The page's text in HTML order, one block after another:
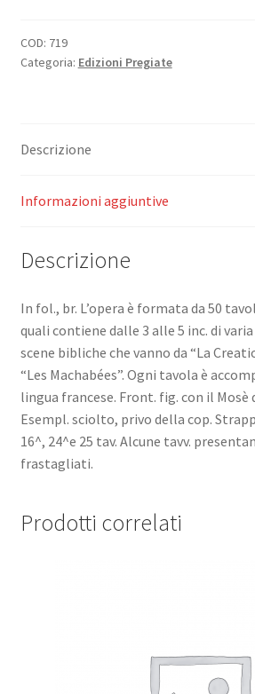
tableauz.
quantità
COD: 719
Categoria: Edizioni Pregiate
Descrizione
Informazioni aggiuntive
Descrizione
In fol., br. L’opera è formata da 50
quali contiene dalle 3 alle 5 inc. di
scene bibliche che vanno da “La
“Les Machabées”. Ogni tavola è
lingua francese. Front. fig. con il Mosè
Esempl. sciolto, privo della cop.
16^, 24^e 25 tav. Alcune tavv.
frastagliati.
Prodotti correlati